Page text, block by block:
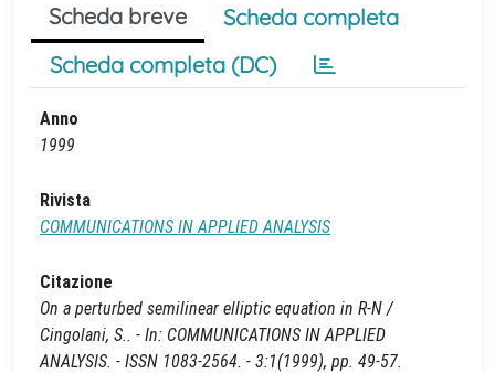
Scheda breve
Scheda completa
Scheda completa (DC)
Anno
1999
Rivista
COMMUNICATIONS IN APPLIED ANALYSIS
Citazione
On a perturbed semilinear elliptic equation in R-N /
Cingolani, S.. - In: COMMUNICATIONS IN APPLIED
ANALYSIS. - ISSN 1083-2564. - 3:1(1999), pp. 49-57.